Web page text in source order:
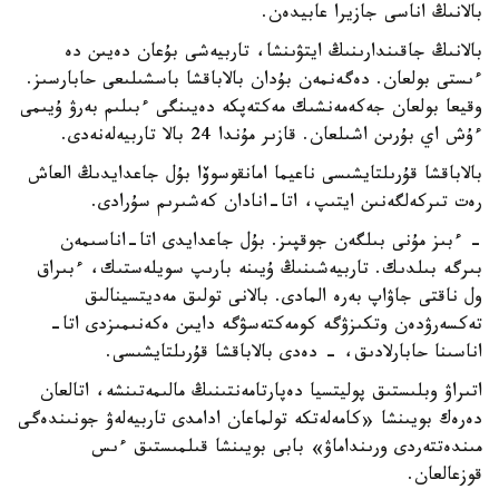
بالانىڭ اناسى جازيرا عابيدەن.
بالانىڭ جاقىندارىنىڭ ايتۋىنشا، تاربيەشى بۇعان دەيىن دە
ءىستى بولعان. دەگەنمەن بۇدان بالاباقشا باسشىلىعى حابارسىز.
وقيعا بولعان جەكەمەنشىك مەكتەپكە دەيىنگى ءبىلىم بەرۋ ۇيىمى
ءۇش اي بۇرىن اشىلعان. قازىر مۇندا 24 بالا تاربيەلەنەدى.
بالاباقشا قۇرىلتايشىسى ناعيما امانقوسوۆا بۇل جاعدايدىڭ العاش
رەت تىركەلگەنىن ايتىپ، اتا-انادان كەشىرىم سۇرادى.
- ءبىز مۇنى بىلگەن جوقپىز. بۇل جاعدايدى اتا-اناسىمەن
بىرگە بىلدىك. تاربيەشىنىڭ ۇيىنە بارىپ سويلەستىك، ءبىراق
ول ناقتى جاۋاپ بەرە المادى. بالانى تولىق مەديتسينالىق
تەكسەرۋدەن وتكىزۋگە كومەكتەسۋگە دايىن ەكەنىمىزدى اتا-
اناسىنا حابارلادىق، - دەدى بالاباقشا قۇرىلتايشىسى.
اتىراۋ وبلىستىق پوليتسيا دەپارتامەنتىنىڭ مالىمەتىنشە، اتالعان
دەرەك بويىنشا «كامەلەتكە تولماعان ادامدى تاربيەلەۋ جونىندەگى
مىندەتتەردى ورىنداماۋ» بابى بويىنشا قىلمىستىق ءىس
قوزعالعان.